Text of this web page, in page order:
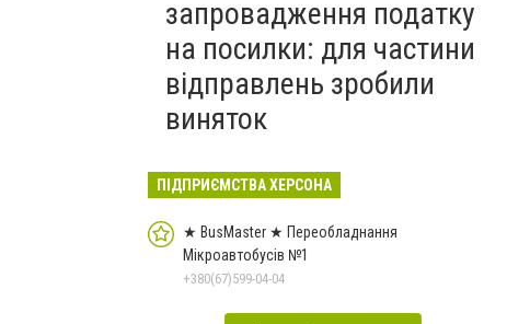
запровадження податку
на посилки: для частини
відправлень зробили
виняток
ПІДПРИЄМСТВА ХЕРСОНА
★ BusMaster ★ Переобладнання
Мікроавтобусів №1
+380(67)599-04-04